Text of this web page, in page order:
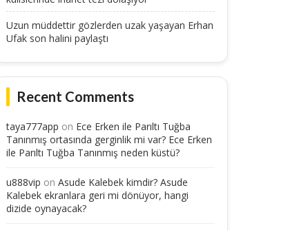
Uzun müddettir gözlerden uzak yaşayan Erhan
Ufak son halini paylaştı
Recent Comments
taya777app on Ece Erken ile Parıltı Tuğba
Tanınmış ortasında gerginlik mi var? Ece Erken
ile Parıltı Tuğba Tanınmış neden küstü?
u888vip on Asude Kalebek kimdir? Asude
Kalebek ekranlara geri mi dönüyor, hangi
dizide oynayacak?